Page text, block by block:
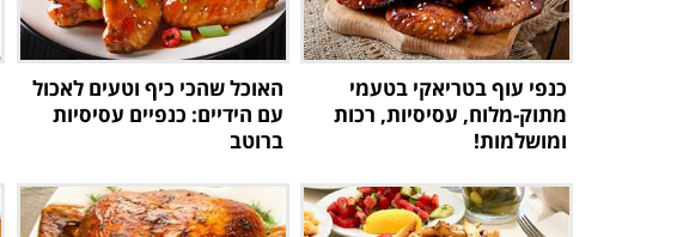
כנפי עוף בטריאקי בטעמי
מתוק-מלוח, עסיסיות, רכות
ומושלמות!
האוכל שהכי כיף וטעים לאכול
עם הידיים: כנפיים עסיסיות
ברוטב